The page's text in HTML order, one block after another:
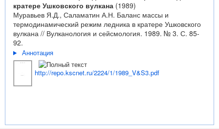
кратере Ушковского вулкана (1989)
Муравьев Я.Д., Саламатин А.Н. Баланс массы и
термодинамический режим ледника в кратере Ушковского
вулкана // Вулканология и сейсмология. 1989. № 3. С. 85-
92.
Аннотация
http://repo.kscnet.ru/2224/1/1989_V&S3.pdf